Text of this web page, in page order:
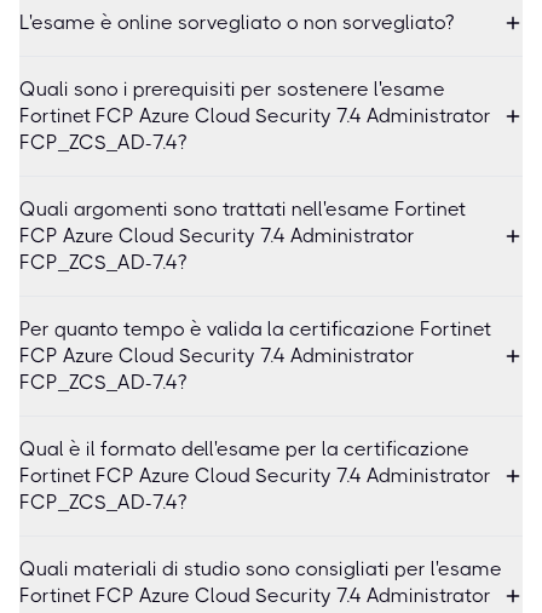
L'esame è online sorvegliato o non sorvegliato?
Quali sono i prerequisiti per sostenere l'esame
Fortinet FCP Azure Cloud Security 7.4 Administrator
FCP_ZCS_AD-7.4?
Quali argomenti sono trattati nell'esame Fortinet
FCP Azure Cloud Security 7.4 Administrator
FCP_ZCS_AD-7.4?
Per quanto tempo è valida la certificazione Fortinet
FCP Azure Cloud Security 7.4 Administrator
FCP_ZCS_AD-7.4?
Qual è il formato dell'esame per la certificazione
Fortinet FCP Azure Cloud Security 7.4 Administrator
FCP_ZCS_AD-7.4?
Quali materiali di studio sono consigliati per l'esame
Fortinet FCP Azure Cloud Security 7.4 Administrator